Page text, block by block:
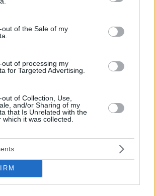
to Google and its third-party tags to
specified purposes in below Google
out of the Sale of my
out of processing my
for Targeted Advertising.
of Collection, Use,
and/or Sharing of my
that Is Unrelated with the
it was collected.
γραφεία
αποτελέσουν το διοικητικό
πολεοδομιών σε ολόκληρη τη
που εξακολουθούν να
οι δημοτικές ΥΔΟΜ, όπως η
οικοδομικών αδειών όπου
έλεγχος της εφαρμογής της
και η εποπτεία των
ουσιαστικά για το
της διαδικασίας αδειοδότησης
να βρίσκεται στους δήμους,
των περισσότερων